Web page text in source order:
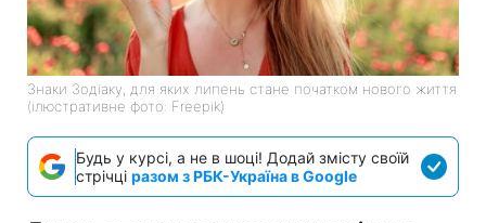
Знаки Зодіаку, для яких липень стане початком нового життя
(ілюстративне фото: Freepik)
Будь у курсі, а не в шоці! Додай змісту своїй
стрічці разом з РБК-Україна в Google